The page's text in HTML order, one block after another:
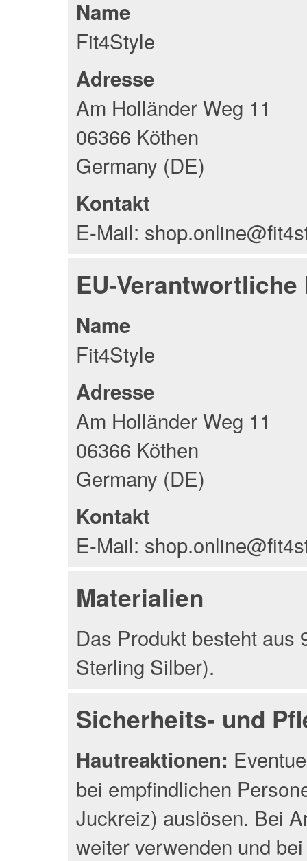
Name
Fit4Style
Adresse
Am Holländer Weg 11
06366 Köthen
Germany (DE)
Kontakt
E-Mail:
EU-Verantwortliche
Name
Fit4Style
Adresse
Am Holländer Weg 11
06366 Köthen
Germany (DE)
Kontakt
E-Mail:
Materialien
Das Produkt besteht aus
Sterling Silber).
Sicherheits- und
Hautreaktionen:
bei empfindlichen
Juckreiz) auslösen. Bei
weiter verwenden und